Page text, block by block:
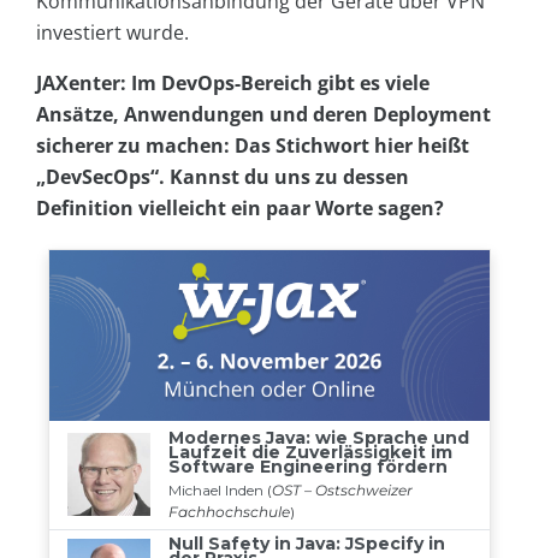
investiert wurde.
JAXenter: Im DevOps-Bereich gibt es viele
Ansätze, Anwendungen und deren Deployment
sicherer zu machen: Das Stichwort hier heißt
„DevSecOps“. Kannst du uns zu dessen
Definition vielleicht ein paar Worte sagen?